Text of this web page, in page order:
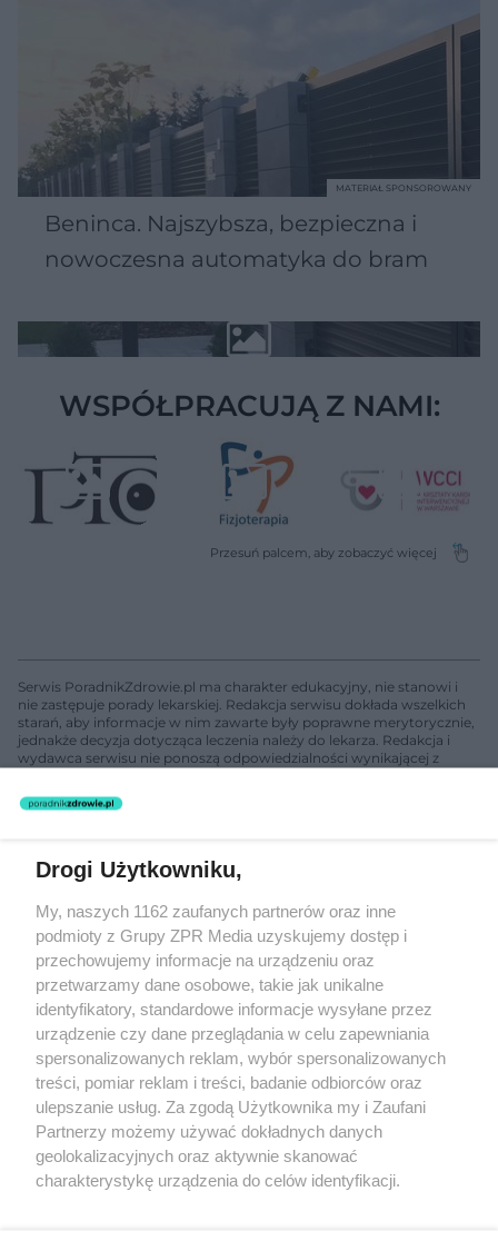
Beninca. Najszybsza, bezpieczna i
nowoczesna automatyka do bram
MATERIAŁ SPONSOROWANY
WSPÓŁPRACUJĄ Z NAMI:
Serwis PoradnikZdrowie.pl ma charakter edukacyjny, nie stanowi i
nie zastępuje porady lekarskiej. Redakcja serwisu dokłada wszelkich
starań, aby informacje w nim zawarte były poprawne merytorycznie,
jednakże decyzja dotycząca leczenia należy do lekarza. Redakcja i
wydawca serwisu nie ponoszą odpowiedzialności wynikającej z
nie prowadzi działalności leczniczej polegającej na udzielaniu
świadczeń zdrowotnych w rozumieniu art. 3 ust 1 ustawy o
rozpowszechniany lub dalej rozpowszechniany w jakikolwiek sposób
(w tym także elektroniczny lub mechaniczny) na jakimkolwiek polu
eksploatacji w jakiejkolwiek formie, włącznie z umieszczaniem w
Internecie bez pisemnej zgody właściciela praw. Jakiekolwiek użycie
lub wykorzystanie utworów w całości lub w części z naruszeniem
prawa, tzn. bez właściwej zgody, jest zabronione pod groźbą kary i
może być ścigane prawnie.
O nas
Drogi Użytkowniku,
My, naszych 1162 zaufanych partnerów oraz inne
podmioty z Grupy ZPR Media uzyskujemy dostęp i
przechowujemy informacje na urządzeniu oraz
przetwarzamy dane osobowe, takie jak unikalne
identyfikatory, standardowe informacje wysyłane przez
urządzenie czy dane przeglądania w celu zapewniania
spersonalizowanych reklam, wybór spersonalizowanych
treści, pomiar reklam i treści, badanie odbiorców oraz
ulepszanie usług. Za zgodą Użytkownika my i Zaufani
Partnerzy możemy używać dokładnych danych
geolokalizacyjnych oraz aktywnie skanować
charakterystykę urządzenia do celów identyfikacji.